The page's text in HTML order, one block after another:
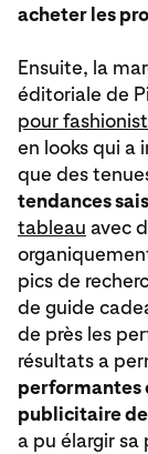
acheter les
Ensuite, la
éditoriale de
pour
en looks qui a
que des
tendances
tableau avec
pics de
de guide
de près les
résultats a
performantes
publicitaire de
a pu élargir